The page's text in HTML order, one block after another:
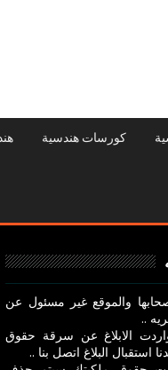
كورسات هندسية
والموقع غير مسئول عن
..
الابلاغ عن سرقة حقوق
استقبال البلاغ اتصل بنا ..